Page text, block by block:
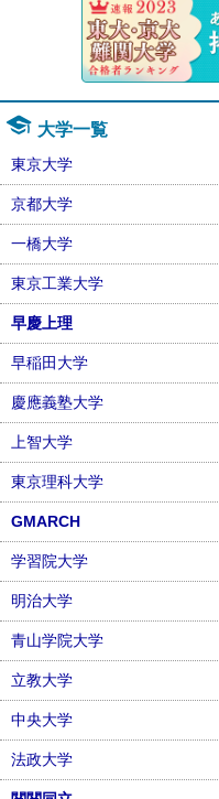
大学一覧
東京大学
京都大学
一橋大学
東京工業大学
早慶上理
早稲田大学
慶應義塾大学
上智大学
東京理科大学
GMARCH
学習院大学
明治大学
青山学院大学
立教大学
中央大学
法政大学